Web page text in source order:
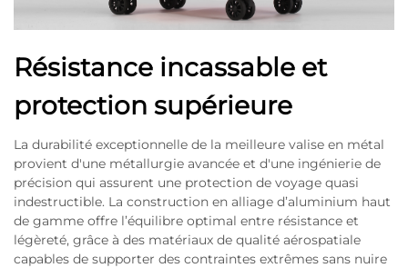
Résistance incassable et
protection supérieure
La durabilité exceptionnelle de la meilleure valise en métal
provient d'une métallurgie avancée et d'une ingénierie de
précision qui assurent une protection de voyage quasi
indestructible. La construction en alliage d’aluminium haut
de gamme offre l’équilibre optimal entre résistance et
légèreté, grâce à des matériaux de qualité aérospatiale
capables de supporter des contraintes extrêmes sans nuire